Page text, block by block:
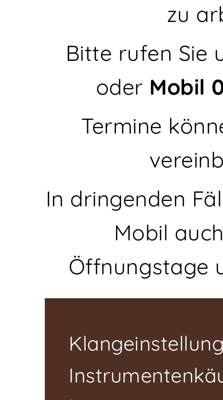
zu
Bitte rufen Sie
oder Mobil
Termine
In dringenden
Mobil
Öffnungstage